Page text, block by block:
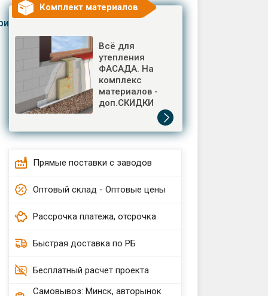
Комплект материалов
Всё для
утепления
ФАСАДА. На
комплекс
материалов -
доп.СКИДКИ
Прямые поставки с заводов
Оптовый склад - Оптовые цены
Рассрочка платежа, отсрочка
Быстрая доставка по РБ
Бесплатный расчет проекта
Самовывоз: Минск, авторынок